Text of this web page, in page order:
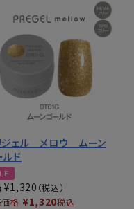
ジェル メロウ ムーン
ルド
¥1,320
格 ¥1,320税込